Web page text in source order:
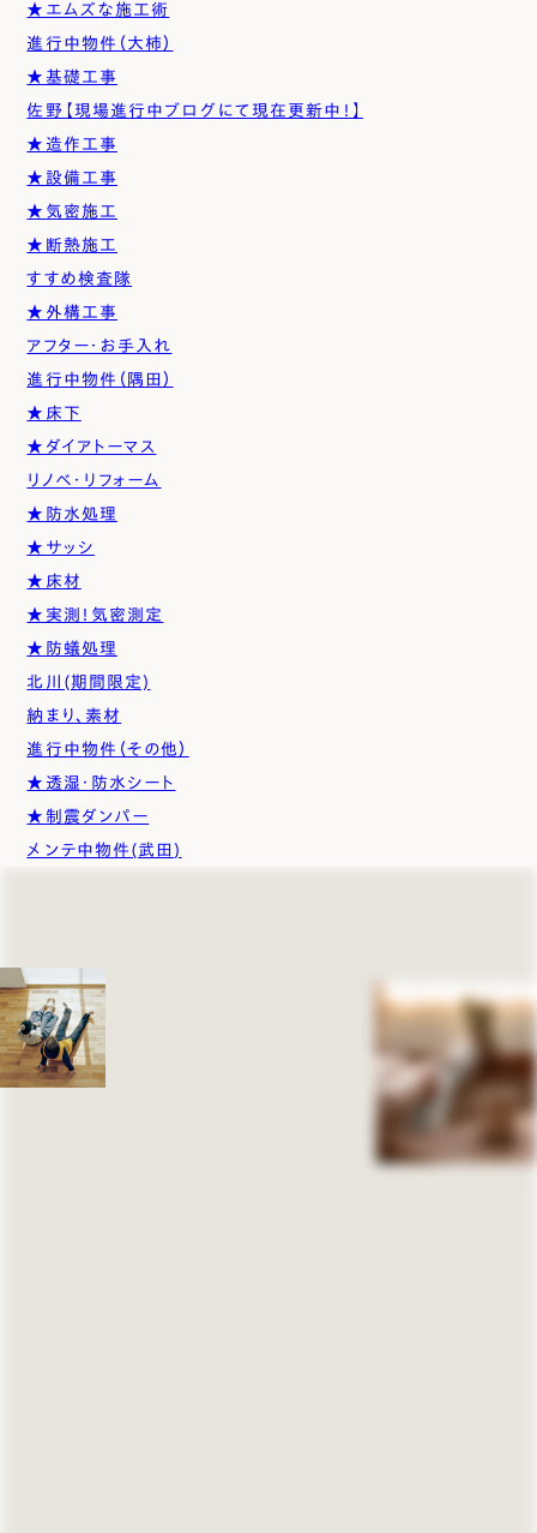
★エムズな施工術
進行中物件（大柿）
★基礎工事
佐野【現場進行中ブログにて現在更新中！】
★造作工事
★設備工事
★気密施工
★断熱施工
すすめ検査隊
★外構工事
アフター・お手入れ
進行中物件（隅田）
★床下
★ダイアトーマス
リノベ・リフォーム
★防水処理
★サッシ
★床材
★実測！気密測定
★防蟻処理
北川(期間限定)
納まり、素材
進行中物件（その他）
★透湿・防水シート
★制震ダンパー
メンテ中物件(武田)